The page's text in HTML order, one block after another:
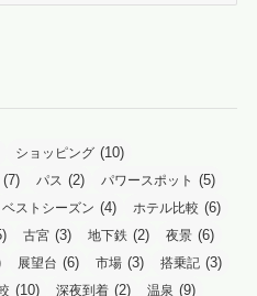
ショッピング (10)
(7) パス (2) パワースポット (5)
ベストシーズン (4) ホテル比較 (6)
古宮 (3) 地下鉄 (2) 夜景 (6)
展望台 (6) 市場 (3) 搭乗記 (3)
(10) 深夜到着 (2) 温泉 (9)